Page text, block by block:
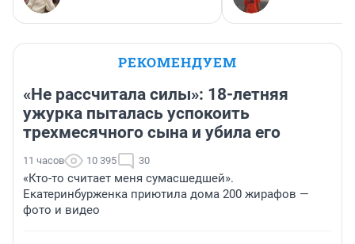
РЕКОМЕНДУЕМ
«Не рассчитала силы»: 18-летняя
ужурка пыталась успокоить
трехмесячного сына и убила его
11 часов 10 395 30
«Кто-то считает меня сумасшедшей».
Екатеринбурженка приютила дома 200 жирафов —
фото и видео